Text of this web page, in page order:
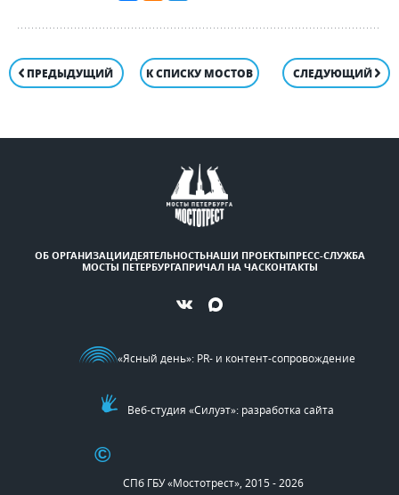
ПРЕДЫДУЩИЙ К СПИСКУ МОСТОВ СЛЕДУЮЩИЙ
ОБ ОРГАНИЗАЦИИДЕЯТЕЛЬНОСТЬНАШИ ПРОЕКТЫПРЕСС-СЛУЖБА
МОСТЫ ПЕТЕРБУРГАПРИЧАЛ НА ЧАСКОНТАКТЫ
©
СПб ГБУ «Мостотрест», 2015 - 2026
«Ясный день»: PR- и контент-сопровождение
Веб-студия «Силуэт»: разработка сайта